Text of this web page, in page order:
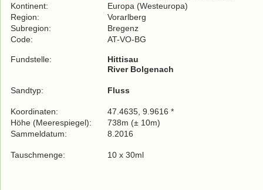
Kontinent:
Europa (Westeuropa)
Region:
Vorarlberg
Subregion:
Bregenz
Code:
AT-VO-BG
Fundstelle:
Hittisau
River Bolgenach
Sandtyp: Fluss
Koordinaten:
47.4635, 9.9616 *
Höhe (Meerespiegel):
738m (± 10m)
Sammeldatum:
8.2016
Tauschmenge: 10 x 30ml